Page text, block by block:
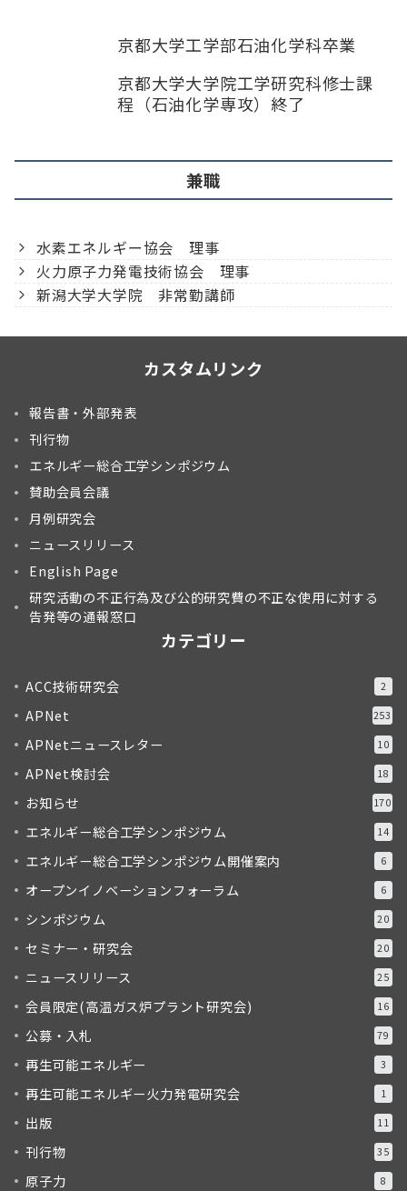
京都大学工学部石油化学科卒業
京都大学大学院工学研究科修士課
程（石油化学専攻）終了
兼職
水素エネルギー協会 理事
火力原子力発電技術協会 理事
新潟大学大学院 非常勤講師
カスタムリンク
報告書・外部発表
刊行物
エネルギー総合工学シンポジウム
賛助会員会議
月例研究会
ニュースリリース
English Page
研究活動の不正行為及び公的研究費の不正な使用に対する
告発等の通報窓口
カテゴリー
ACC技術研究会 2
APNet 253
APNetニュースレター 10
APNet検討会 18
お知らせ 170
エネルギー総合工学シンポジウム 14
エネルギー総合工学シンポジウム開催案内 6
オープンイノベーションフォーラム 6
シンポジウム 20
セミナー・研究会 20
ニュースリリース 25
会員限定(高温ガス炉プラント研究会) 16
公募・入札 79
再生可能エネルギー 3
再生可能エネルギー火力発電研究会 1
出版 11
刊行物 35
原子力 8